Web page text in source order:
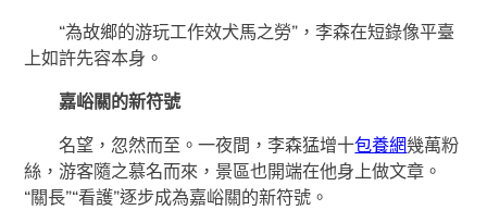
“為故鄉的游玩工作效犬馬之勞”，李森在短錄像平臺
上如許先容本身。
嘉峪關的新符號
名望，忽然而至。一夜間，李森猛增十包養網幾萬粉
絲，游客隨之慕名而來，景區也開端在他身上做文章。
“關長”“看護”逐步成為嘉峪關的新符號。